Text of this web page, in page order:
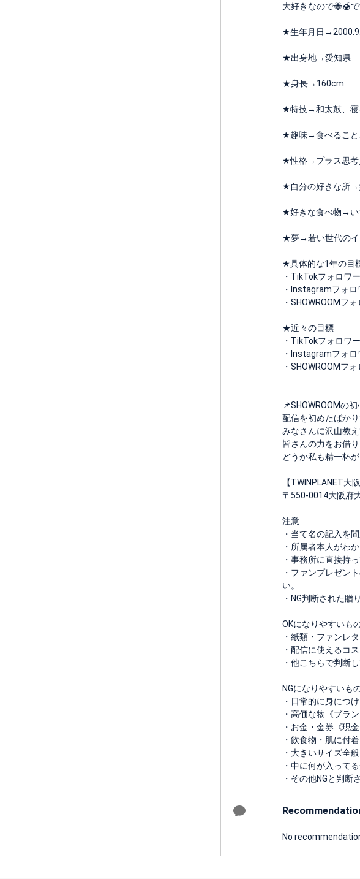
大好きなので🐝🍯
★生年月日
★出身地→愛知県
★身長→160cm
★特技→和太鼓、寝
★趣味→食べること
★性格→プラス思考
★自分の好きな所→
★好きな食べ物→い
★夢→若い世代のイ
★具体的な1年の目
・TikTokフォロワ
・Instagramフォ
・SHOWROOMフ
★近々の目標
・TikTokフォロワ
・Instagramフォ
・SHOWROOMフ
📌SHOWROOMの
配信を初めたばか
みなさんに沢山教
皆さんの力をお借
どうか私も精一杯
【TWINPLANET大
〒550-0014大阪府
注意
・当て名の記入を
・所属者本人がわ
・事務所に直接持
・ファンプレゼン
い。
・NG判断された贈
OKになりやすいも
・紙類・ファンレ
・配信に使えるコ
・他こちらで判断
NGになりやすいも
・日常的に身につ
・高価な物《ブラン
・お金・金券《現
・飲食物・肌に付
・大きいサイズ全般
・中に何が入って
・その他NGと判断
No